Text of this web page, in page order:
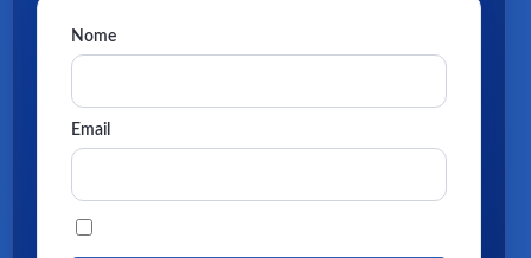
Nome
Email